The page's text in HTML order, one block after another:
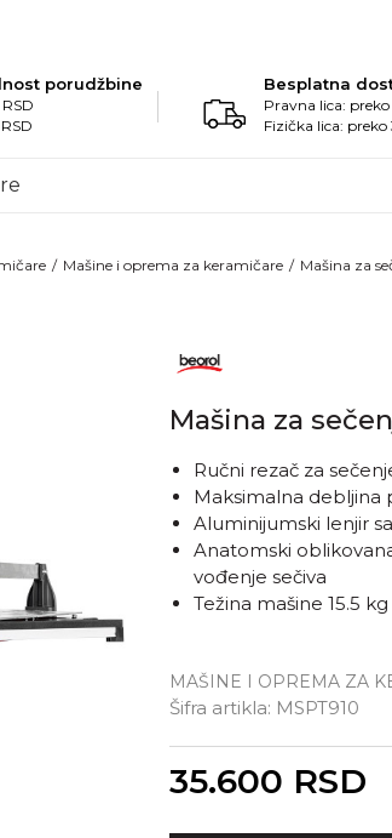
porudžbine Besplatna
Pravna lica:
Fizička lica:
Mašine i oprema za keramičare Mašina za
Mašina za
MAŠINE I OPREMA ZA
Šifra artikla: MSPT910
Ručni rezač za
Maksimalna debljina
Aluminijumski lenjir
Anatomski
vođenje sečiva
Težina mašine 15.5 kg
35.600 RSD